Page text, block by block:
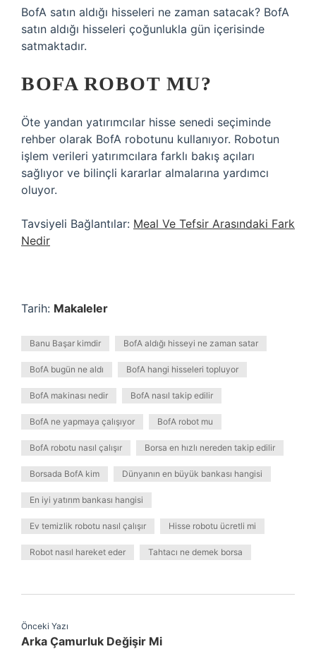
BofA satın aldığı hisseleri ne zaman satacak? BofA
satın aldığı hisseleri çoğunlukla gün içerisinde
satmaktadır.
BOFA ROBOT MU?
Öte yandan yatırımcılar hisse senedi seçiminde
rehber olarak BofA robotunu kullanıyor. Robotun
işlem verileri yatırımcılara farklı bakış açıları
sağlıyor ve bilinçli kararlar almalarına yardımcı
oluyor.
Tavsiyeli Bağlantılar: Meal Ve Tefsir Arasındaki Fark
Nedir
Tarih: Makaleler
Banu Başar kimdir BofA aldığı hisseyi ne zaman satar
BofA bugün ne aldı BofA hangi hisseleri topluyor
BofA makinası nedir BofA nasıl takip edilir
BofA ne yapmaya çalışıyor BofA robot mu
BofA robotu nasıl çalışır Borsa en hızlı nereden takip edilir
Borsada BofA kim Dünyanın en büyük bankası hangisi
En iyi yatırım bankası hangisi
Ev temizlik robotu nasıl çalışır Hisse robotu ücretli mi
Robot nasıl hareket eder Tahtacı ne demek borsa
Önceki Yazı
Arka Çamurluk Değişir Mi